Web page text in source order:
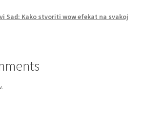
Sad: Kako stvoriti wow efekat na svakoj